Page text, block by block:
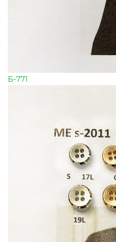
Б-771